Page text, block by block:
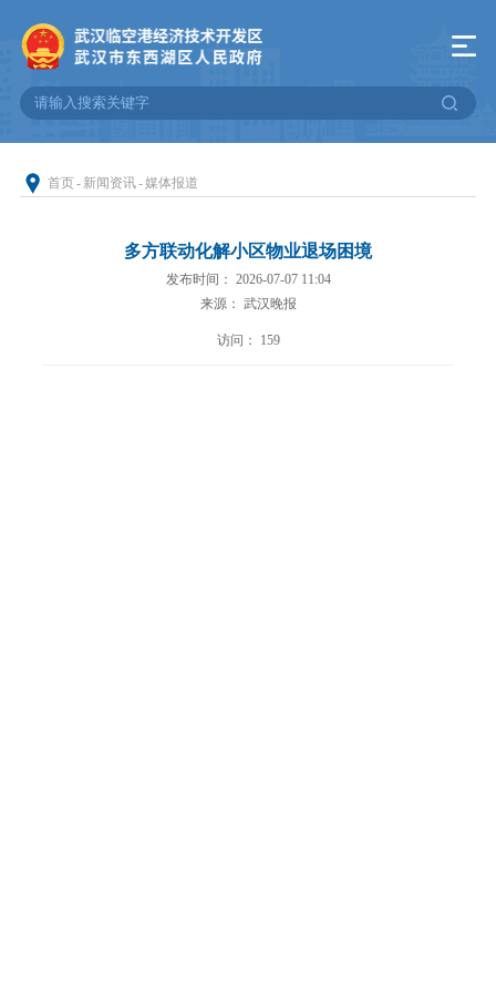
首页- 新闻资讯-媒体报道
多方联动化解小区物业退场困境
发布时间： 2026-07-07 11:04
来源： 武汉晚报
访问： 159